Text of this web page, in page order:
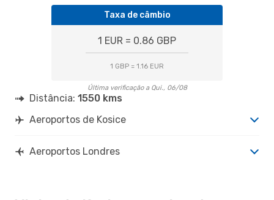
Taxa de câmbio
1 EUR = 0.86 GBP
1 GBP = 1.16 EUR
Última verificação a Qui., 06/08
Distância: 1550 kms
Aeroportos de Kosice
Aeroportos Londres